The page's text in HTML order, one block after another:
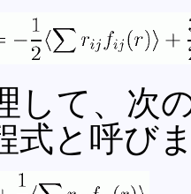
して、次
式と呼び